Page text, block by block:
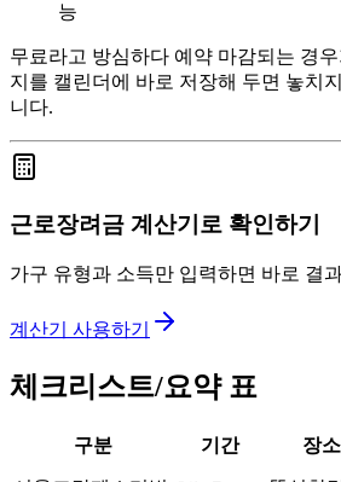
능
무료라고 방심하다 예약 마감되는 경우
지를 캘린더에 바로 저장해 두면 놓치
니다.
근로장려금 계산기로 확인하기
가구 유형과 소득만 입력하면 바로 결
계산기 사용하기
체크리스트/요약 표
구분 기간 장소